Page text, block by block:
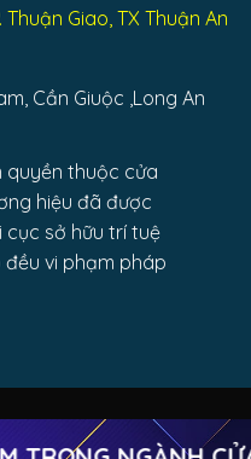
Thuận Giao, TX Thuận An
Cần Giuộc ,Long An
quyền thuộc cửa
hiệu đã được
sở hữu trí tuệ
vi phạm pháp